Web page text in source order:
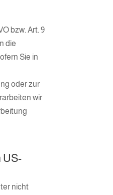
bzw. Art. 9
die
Sie in
oder zur
wir
US-
nicht